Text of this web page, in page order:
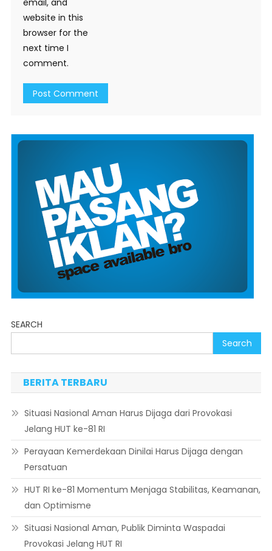
email, and
website in this
browser for the
next time I
comment.
SEARCH
Search
BERITA TERBARU
Situasi Nasional Aman Harus Dijaga dari Provokasi
Jelang HUT ke-81 RI
Perayaan Kemerdekaan Dinilai Harus Dijaga dengan
Persatuan
HUT RI ke-81 Momentum Menjaga Stabilitas, Keamanan,
dan Optimisme
Situasi Nasional Aman, Publik Diminta Waspadai
Provokasi Jelang HUT RI